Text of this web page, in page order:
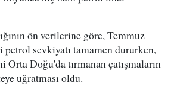
ön verilerine göre, Temmuz
petrol sevkiyatı tamamen dururken,
Orta Doğu'da tırmanan çatışmaların
uğratması oldu.